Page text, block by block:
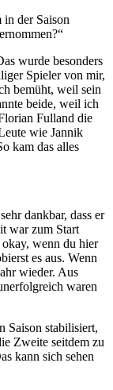
in der Saison
wurde besonders
Spieler von mir,
bemüht, weil sein
beide, weil ich
Fulland die
wie Jannik
kam das alles
dankbar, dass er
war zum Start
wenn du hier
es aus. Wenn
wieder. Aus
waren
Saison stabilisiert,
Zweite seitdem zu
kann sich sehen